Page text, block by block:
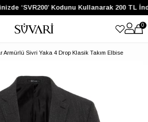
‘SVR200’ Kodunu Kullanarak 200 TL
0
Armürlü Sivri Yaka 4 Drop Klasik Takım Elbise